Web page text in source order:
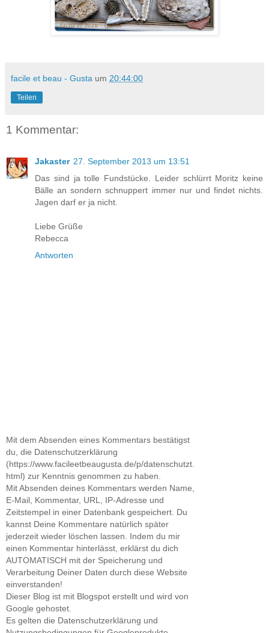
facile et beau - Gusta um 20:44:00
Teilen
1 Kommentar:
Jakaster 27. September 2013 um 13:51
Das sind ja tolle Fundstücke. Leider schlürrt Moritz keine
Bälle an sondern schnuppert immer nur und findet nichts.
Jagen darf er ja nicht.
Liebe Grüße
Rebecca
Antworten
Mit dem Absenden eines Kommentars bestätigst
du, die Datenschutzerklärung
(https://www.facileetbeaugusta.de/p/datenschutzt.
html) zur Kenntnis genommen zu haben.
Mit Absenden deines Kommentars werden Name,
E-Mail, Kommentar, URL, IP-Adresse und
Zeitstempel in einer Datenbank gespeichert. Du
kannst Deine Kommentare natürlich später
jederzeit wieder löschen lassen. Indem du mir
einen Kommentar hinterlässt, erklärst du dich
AUTOMATISCH mit der Speicherung und
Verarbeitung Deiner Daten durch diese Website
einverstanden!
Dieser Blog ist mit Blogspot erstellt und wird von
Google gehostet.
Es gelten die Datenschutzerklärung und